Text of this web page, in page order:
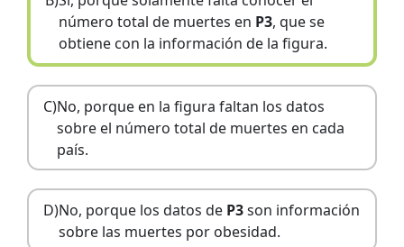
número total de muertes en P3, que se
obtiene con la información de la figura.
C)No, porque en la figura faltan los datos
sobre el número total de muertes en cada
país.
D)No, porque los datos de P3son información
sobre las muertes por obesidad.